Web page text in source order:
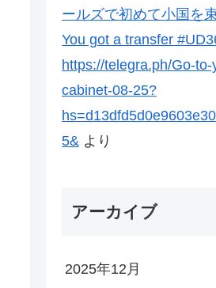
ールズで初めて小国を
You got a transfer
https://telegra.ph/Go-
cabinet-08-25?
5& より
アーカイブ
2025年12月